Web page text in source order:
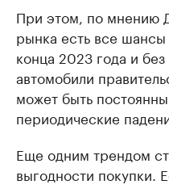
При этом, по мнению
рынка есть все шансы
конца 2023 года и
автомобили
может быть
периодические
Еще одним трендом
выгодности покупки.